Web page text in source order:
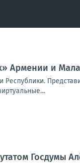
Армении и
Госдумы